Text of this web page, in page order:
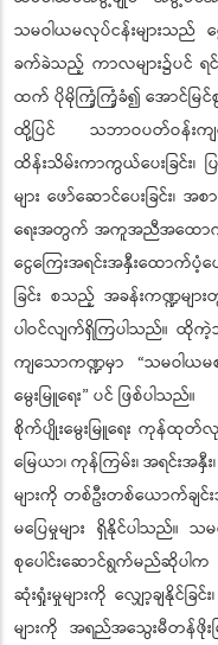
သမဝါယမလုပ်ငန်းများသ
ခက်ခဲသည့် ကာလများ၌ပင် ရင်ဆို
ထက် ပိုမိုကြံ့ကြံ့ခံ၍ အောင်မ
ထို့ပြင် သဘာဝပတ်ဝန်းကျင်
ထိန်းသိမ်းကာကွယ်ပေးခြ
များ ဖော်ဆောင်ပေးခြင်း၊
ရေးအတွက် အကူအညီအထောက်အ
ငွေကြေးအရင်းအနှီးထောက်ပံ့ပေ
ခြင်း စသည့် အခန်းကဏ္ဍမျ
ပါဝင်လျက်ရှိကြပါသည်။ ထို
ကျသောကဏ္ဍမှာ “သမဝါယ
မွေးမြူရေး” ပင် ဖြစ်ပါသည်။
စိုက်ပျိုးမွေးမြူရေး ကုန်ထု
မြေယာ၊ ကုန်ကြမ်း၊ အရင်းအနှီ
များကို တစ်ဦးတစ်ယောက်ချင်
မပြေမှုများ ရှိနိုင်ပါသည်။
စုပေါင်းဆောင်ရွက်မည်ဆိုပါ
ဆုံးရှုံးမှုများကို လျှော့ချနိုင်
များကို အရည်အသွေးမီတန်ဖိုးမ